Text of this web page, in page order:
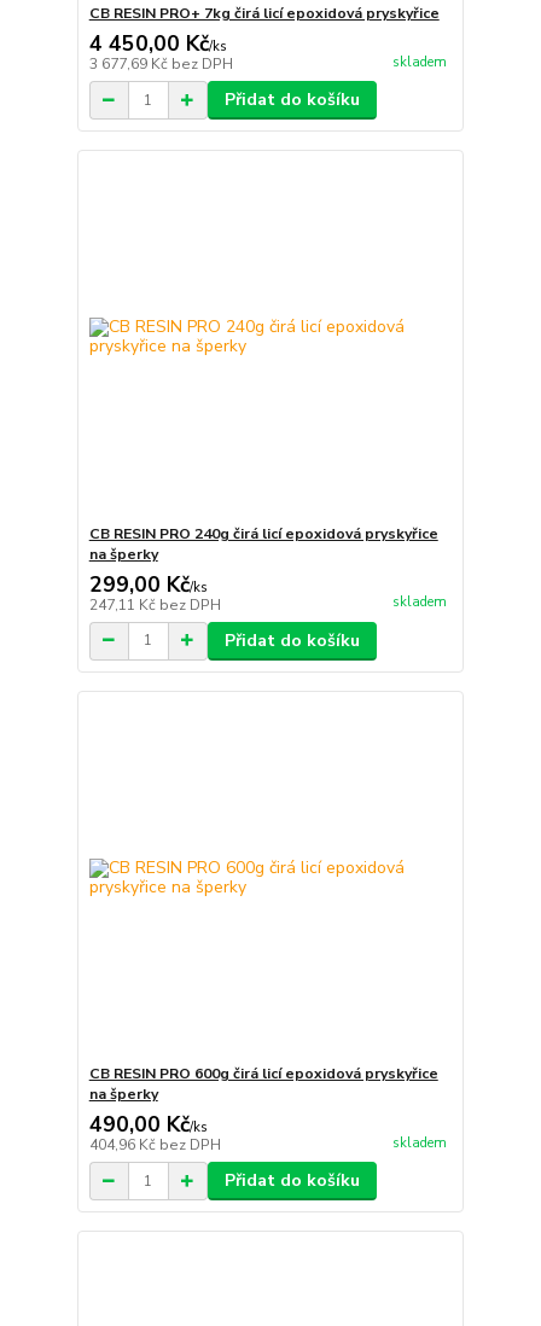
CB RESIN PRO+ 7kg čirá licí epoxidová pryskyřice
4 450,00 Kč/ks
3 677,69 Kč bez DPH skladem
Přidat do košíku
CB RESIN PRO 240g čirá licí epoxidová pryskyřice
na šperky
299,00 Kč/ks
247,11 Kč bez DPH skladem
Přidat do košíku
CB RESIN PRO 600g čirá licí epoxidová pryskyřice
na šperky
490,00 Kč/ks
404,96 Kč bez DPH skladem
Přidat do košíku